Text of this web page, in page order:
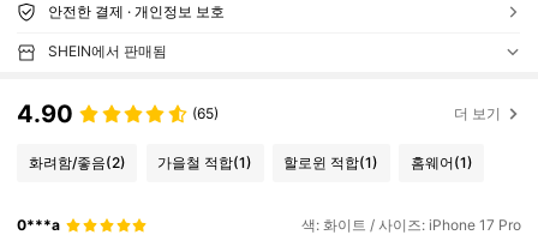
안전한 결제 · 개인정보 보호
SHEIN에서 판매됨
4.90 (65) 더 보기
화려함/좋음(2) 가을철 적합(1) 할로윈 적합(1) 홈웨어(1)
0***a 색: 화이트 / 사이즈: iPhone 17 Pro